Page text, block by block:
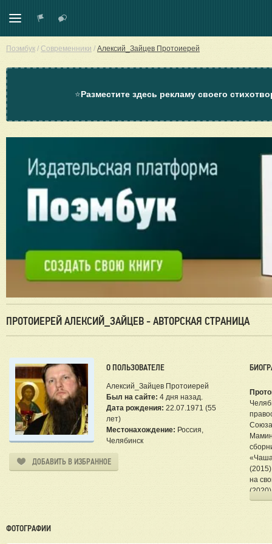
Поэмбук / Современники / Алексий_Зайцев Протоиерей
⭐Разместите здесь рекламу своего
ПРОТОИЕРЕЙ АЛЕКСИЙ_ЗАЙЦЕВ - АВТОРСКАЯ СТРАНИЦА
О ПОЛЬЗОВАТЕЛЕ
Алексий_Зайцев Протоиерей
Был на сайте: 4 дня назад.
Дата рождения: 22.07.1971 (55
лет)
Местонахождение: Россия,
Челябинск
ДОБАВИТЬ В ИЗБРАННОЕ
«Чаша
на
ФОТОГРАФИИ